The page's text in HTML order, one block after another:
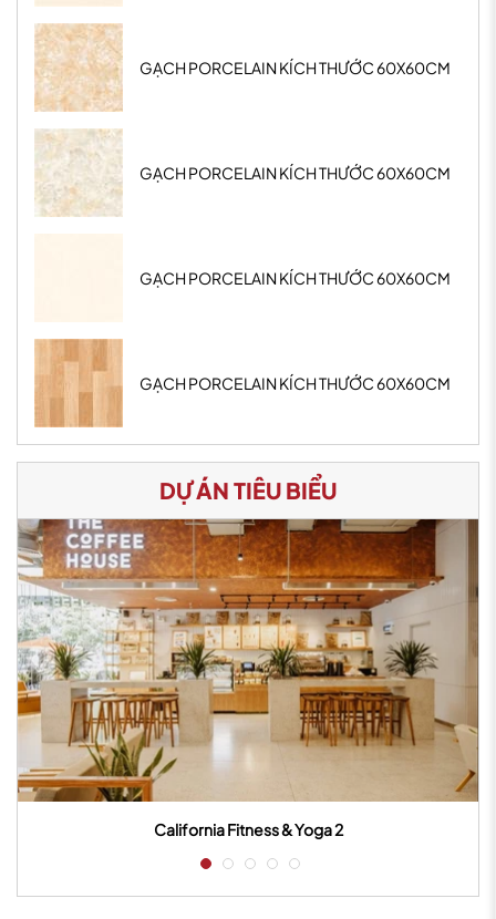
GẠCH PORCELAIN KÍCH THƯỚC 60X60CM
GẠCH PORCELAIN KÍCH THƯỚC 60X60CM
GẠCH PORCELAIN KÍCH THƯỚC 60X60CM
GẠCH PORCELAIN KÍCH THƯỚC 60X60CM
DỰ ÁN TIÊU BIỂU
California Fitness & Yoga 2